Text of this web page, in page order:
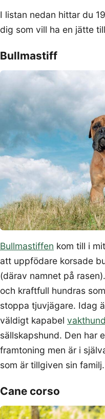
I listan nedan hittar du
dig som vill ha en jätte
Bullmastiff
Bullmastiffen kom till i
att uppfödare korsade
(därav namnet på
och kraftfull hundras
stoppa tjuvjägare. Idag
väldigt kapabel vakthund
sällskapshund. Den har
framtoning men är i
som är tillgiven sin familj.
Cane corso